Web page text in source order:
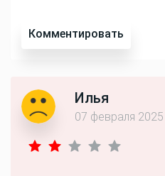
Комментировать
Илья
07 февраля 2025